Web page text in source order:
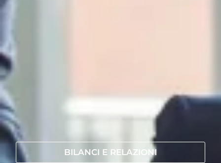
BILANCI E RELAZIONI